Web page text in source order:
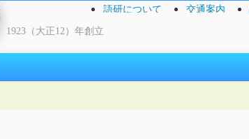
1923（大正12）年創立
語研について 交通案内